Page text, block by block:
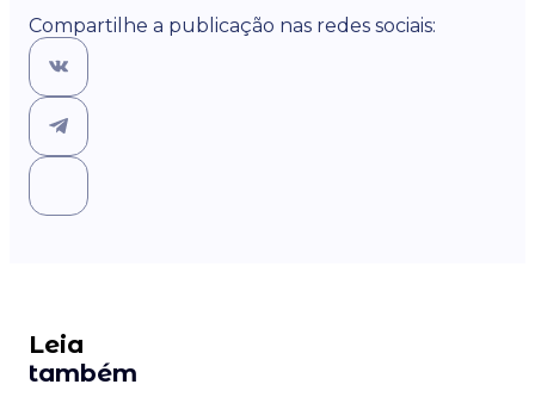
Compartilhe a publicação nas redes sociais:
Leia
também